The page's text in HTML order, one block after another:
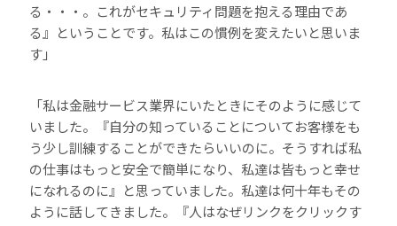
る・・・。これがセキュリティ問題を抱える理由であ
る』ということです。私はこの慣例を変えたいと思いま
す」
「私は金融サービス業界にいたときにそのように感じて
いました。『自分の知っていることについてお客様をも
う少し訓練することができたらいいのに。そうすれば私
の仕事はもっと安全で簡単になり、私達は皆もっと幸せ
になれるのに』と思っていました。私達は何十年もその
ように話してきました。『人はなぜリンクをクリックす